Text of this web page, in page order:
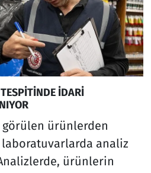
İDARİ
ürünlerden
laboratuvarlarda analiz
ürünlerin